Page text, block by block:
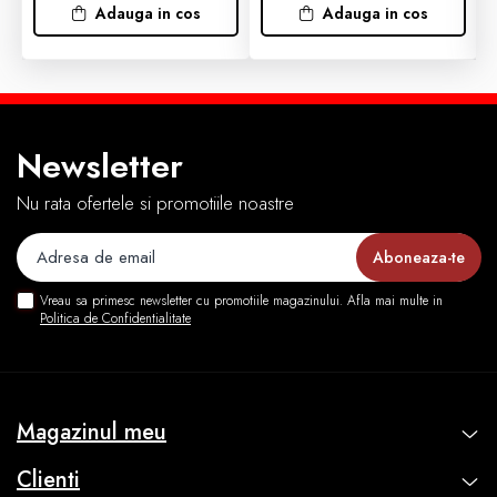
Adauga in cos
OX795
Adauga in cos
Newsletter
Nu rata ofertele si promotiile noastre
Vreau sa primesc newsletter cu promotiile magazinului. Afla mai multe in
Politica de Confidentialitate
Magazinul meu
Clienti